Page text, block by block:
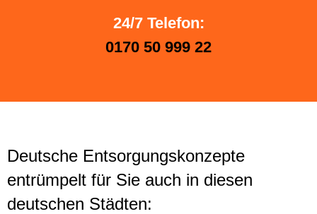
24/7 Telefon:
0170 50 999 22
Deutsche Entsorgungskonzepte
entrümpelt für Sie auch in diesen
deutschen Städten: